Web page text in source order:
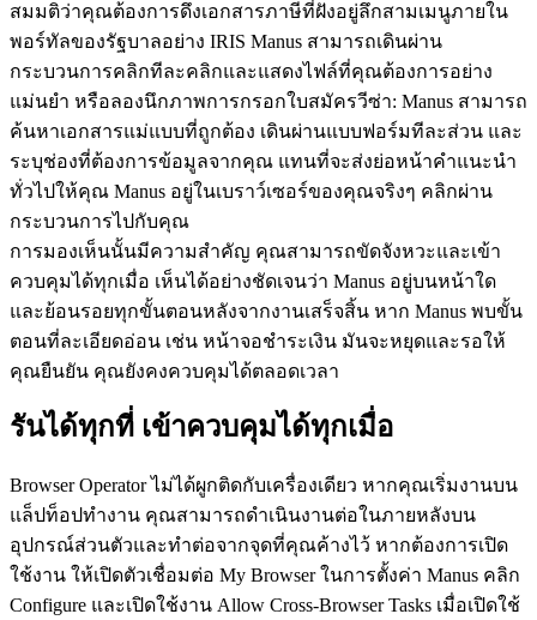
สมมติว่าคุณต้องการดึงเอกสารภาษีที่ฝังอยู่ลึกสามเมนูภายใน
พอร์ทัลของรัฐบาลอย่าง IRIS Manus สามารถเดินผ่าน
กระบวนการคลิกทีละคลิกและแสดงไฟล์ที่คุณต้องการอย่าง
แม่นยำ หรือลองนึกภาพการกรอกใบสมัครวีซ่า: Manus สามารถ
ค้นหาเอกสารแม่แบบที่ถูกต้อง เดินผ่านแบบฟอร์มทีละส่วน และ
ระบุช่องที่ต้องการข้อมูลจากคุณ แทนที่จะส่งย่อหน้าคำแนะนำ
ทั่วไปให้คุณ Manus อยู่ในเบราว์เซอร์ของคุณจริงๆ คลิกผ่าน
กระบวนการไปกับคุณ
การมองเห็นนั้นมีความสำคัญ คุณสามารถขัดจังหวะและเข้า
ควบคุมได้ทุกเมื่อ เห็นได้อย่างชัดเจนว่า Manus อยู่บนหน้าใด
และย้อนรอยทุกขั้นตอนหลังจากงานเสร็จสิ้น หาก Manus พบขั้น
ตอนที่ละเอียดอ่อน เช่น หน้าจอชำระเงิน มันจะหยุดและรอให้
คุณยืนยัน คุณยังคงควบคุมได้ตลอดเวลา
รันได้ทุกที่ เข้าควบคุมได้ทุกเมื่อ
Browser Operator ไม่ได้ผูกติดกับเครื่องเดียว หากคุณเริ่มงานบน
แล็ปท็อปทำงาน คุณสามารถดำเนินงานต่อในภายหลังบน
อุปกรณ์ส่วนตัวและทำต่อจากจุดที่คุณค้างไว้ หากต้องการเปิด
ใช้งาน ให้เปิดตัวเชื่อมต่อ My Browser ในการตั้งค่า Manus คลิก
Configure และเปิดใช้งาน Allow Cross-Browser Tasks เมื่อเปิดใช้